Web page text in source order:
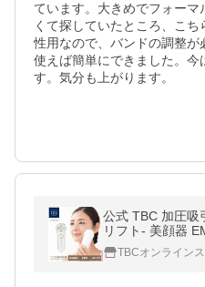
ています。大きめでフォー
くて探していたところ、こ
性用なので、バンドの調整
使えば簡単にできました。今
す。気分も上がります。
公式 TBC 加圧吸
リフト- 美顔器
ステ スキンケア
スケア
TBCオンライン